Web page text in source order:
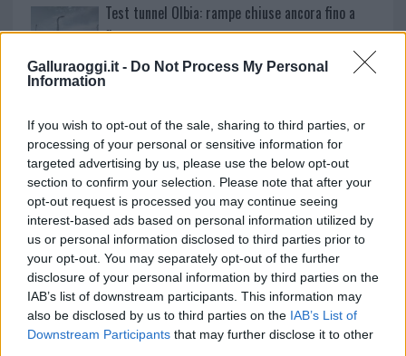
Galluraoggi.it - Do Not Process My Personal
Information
If you wish to opt-out of the sale, sharing to third parties, or
processing of your personal or sensitive information for
targeted advertising by us, please use the below opt-out
section to confirm your selection. Please note that after your
opt-out request is processed you may continue seeing
interest-based ads based on personal information utilized by
us or personal information disclosed to third parties prior to
your opt-out. You may separately opt-out of the further
disclosure of your personal information by third parties on the
IAB’s list of downstream participants. This information may
also be disclosed by us to third parties on the IAB’s List of
Downstream Participants that may further disclose it to other
Test tunnel Olbia: rampe chiuse ancora fino a
fine agosto
Aggius conquista la classifica delle mete più
NECROLOGIE